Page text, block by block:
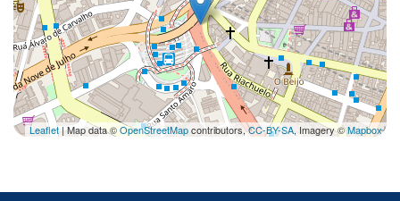
Leaflet| Map data ©OpenStreetMapcontributors,CC-BY-SA, Imagery ©Mapbox